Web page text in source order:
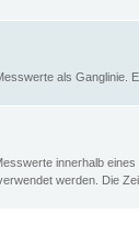
als Ganglinie.
innerhalb
werden. Die